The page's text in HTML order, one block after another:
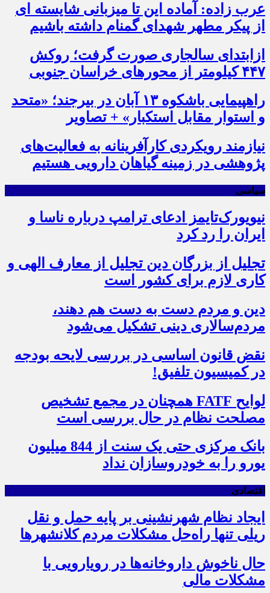
عرب زاده: آماده این تا میزبانی شایسته ای
از پیکر مطهر شهدای گمنام داشته باشیم
ازابتدای سالجاری صورت گرفت؛ روکش
۴۴۷ کیلومتر از محورهای خراسان جنوبی
راهپیمایی باشکوه ۱۳ آبان در بیرجند؛ «متحد
و استوار مقابل استکبار» + تصاویر
نیازمند رویکردی کارآفرینانه به فعالیت‌های
پژوهشی در زمینه گیاهان دارویی هستیم
سیاسی
نیویورک‌تایمز ادعای ترامپ درباره ناسا و
ایران را رد کرد
تجلیل از بزرگان دین تجلیل از معارف الهی و
کاری لازم برای کشور است
دین و مردم دست به‌ دست هم دهند،
مردم‌سالاری دینی تشکیل می‌شود
نقض قانون اساسی در بررسی لایحه بودجه
در کمیسیون تلفیق!
لوایح FATF همچنان در مجمع تشخیص
مصلحت نظام در حال بررسی است
بانک مرکزی حتی یک سنت از 844 میلیون
یورو را به خودروسازان نداد
اقتصادی
ایجاد نظام شهرنشینی بر پایه حمل و نقل
ریلی تنها راه‌حل مشکلات مردم کلانشهرها
حال ناخوش داروخانه‌ها در رویارویی با
مشکلات مالی